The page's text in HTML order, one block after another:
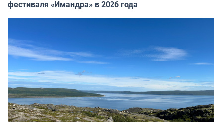
фестиваля «Имандра» в 2026 года